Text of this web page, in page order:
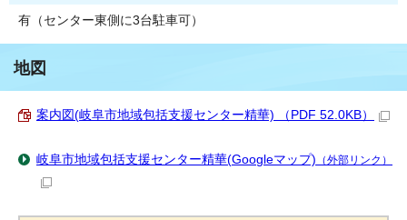
有（センター東側に3台駐車可）
地図
案内図(岐阜市地域包括支援センター精華) （PDF 52.0KB）
岐阜市地域包括支援センター精華(Googleマップ) （外部リンク）